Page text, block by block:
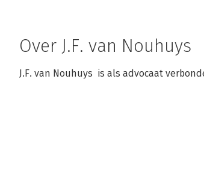
Over J.F. van Nouhuys
J.F. van Nouhuys  is als advocaat